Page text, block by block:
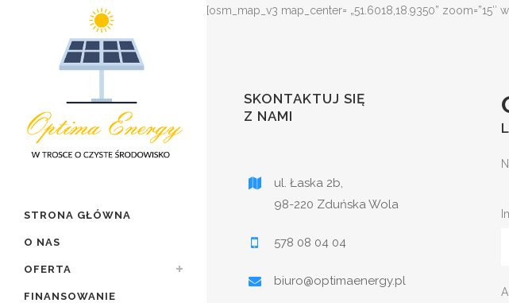
STRONA GŁÓWNA
O NAS
OFERTA
FINANSOWANIE
[osm_map_v3 map_center= „51.6018,18.9350” zoom=”15″
SKONTAKTUJ SIĘ
Z NAMI
ul. Łaska 2b,
98-220 Zduńska Wola
578 08 04 04
biuro@optimaenergy.pl